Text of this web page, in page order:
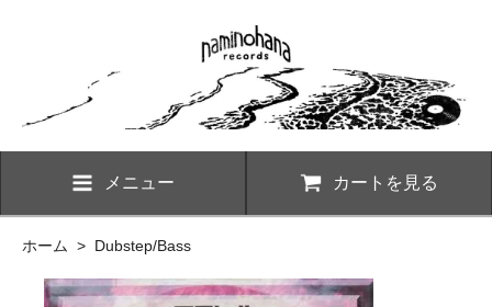
メニュー カートを見る
ホーム > Dubstep/Bass